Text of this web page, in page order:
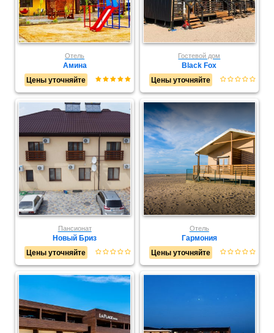
Отель
Амина
Цены уточняйте
Гостевой дом
Black Fox
Цены уточняйте
Пансионат
Новый Бриз
Цены уточняйте
Отель
Гармония
Цены уточняйте